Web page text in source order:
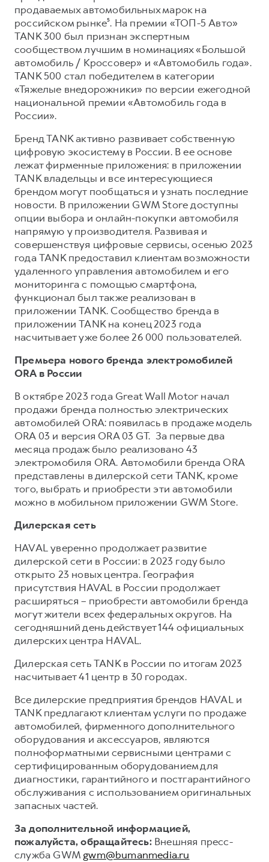
продаваемых автомобильных марок на
российском рынке⁵. На премии «ТОП-5 Авто»
TANK 300 был признан экспертным
сообществом лучшим в номинациях «Большой
автомобиль / Кроссовер» и «Автомобиль года».
TANK 500 стал победителем в категории
«Тяжелые внедорожники» по версии ежегодной
национальной премии «Автомобиль года в
России».
Бренд TANK активно развивает собственную
цифровую экосистему в России. В ее основе
лежат фирменные приложения: в приложении
TANK владельцы и все интересующиеся
брендом могут пообщаться и узнать последние
новости. В приложении GWM Store доступны
опции выбора и онлайн-покупки автомобиля
напрямую у производителя. Развивая и
совершенствуя цифровые сервисы, осенью 2023
года TANK предоставил клиентам возможности
удаленного управления автомобилем и его
мониторинга с помощью смартфона,
функционал был также реализован в
приложении TANK. Сообщество бренда в
приложении TANK на конец 2023 года
насчитывает уже более 26 000 пользователей.
Премьера нового бренда электромобилей
ORA в России
В октябре 2023 года Great Wall Motor начал
продажи бренда полностью электрических
автомобилей ORA: появилась в продаже модель
ORA 03 и версия ORA 03 GT. За первые два
месяца продаж было реализовано 43
электромобиля ORA. Автомобили бренда ORA
представлены в дилерской сети TANK, кроме
того, выбрать и приобрести эти автомобили
можно в мобильном приложении GWM Store.
Дилерская сеть
HAVAL уверенно продолжает развитие
дилерской сети в России: в 2023 году было
открыто 23 новых центра. География
присутствия HAVAL в России продолжает
расширяться – приобрести автомобили бренда
могут жители всех федеральных округов. На
сегодняшний день действует 144 официальных
дилерских центра HAVAL.
Дилерская сеть TANK в России по итогам 2023
насчитывает 41 центр в 30 городах.
Все дилерские предприятия брендов HAVAL и
TANK предлагают клиентам услуги по продаже
автомобилей, фирменного дополнительного
оборудования и аксессуаров, являются
полноформатными сервисными центрами с
сертифицированным оборудованием для
диагностики, гарантийного и постгарантийного
обслуживания с использованием оригинальных
запасных частей.
За дополнительной информацией,
пожалуйста, обращайтесь:Внешняя пресс-
служба GWM gwm@bumanmedia.ru